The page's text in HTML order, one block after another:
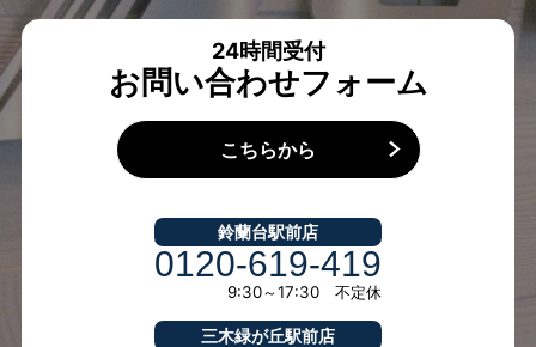
24時間受付
お問い合わせフォーム
こちらから
鈴蘭台駅前店
0120-619-419
9:30～17:30 不定休
三木緑が丘駅前店